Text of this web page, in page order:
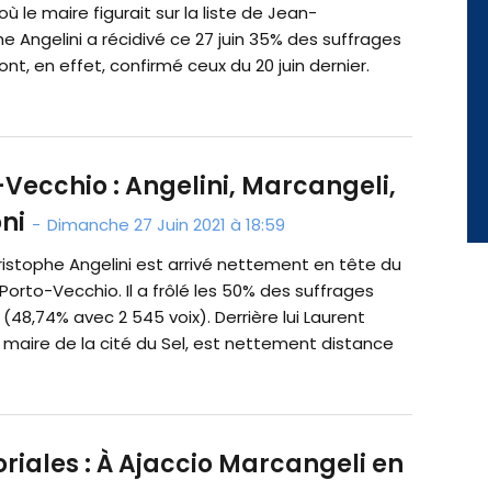
le maire figurait sur la liste de Jean-
Angelini a récidivé ce 27 juin 35% des suffrages
en effet, confirmé ceux du 20 juin dernier.
: Angelini, Marcangeli,
- Dimanche 27 Juin 2021 à 18:59
Angelini est arrivé nettement en tête du
Vecchio. Il a frôlé les 50% des suffrages
avec 2 545 voix). Derrière lui Laurent
maire de la cité du Sel, est nettement distance
: À Ajaccio Marcangeli en